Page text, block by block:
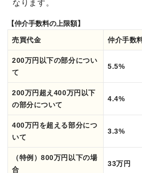
なります。
【仲介手数料の上限額】
売買代金 仲介手数
200万円以下の部分につい
て
5.5%
200万円超え400万円以下
の部分について
4.4%
400万円を超える部分につ
いて
3.3%
（特例）800万円以下の場
合
33万円